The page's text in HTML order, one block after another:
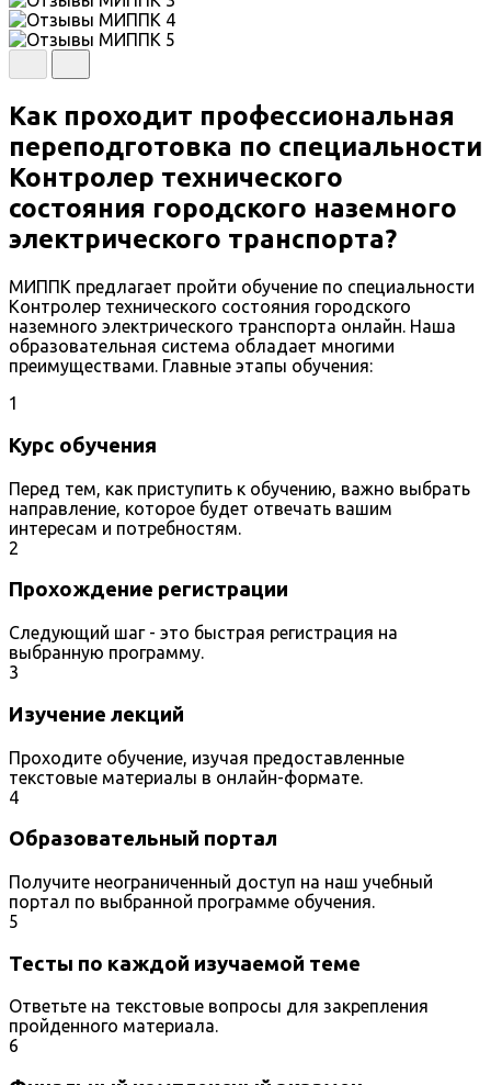
Как проходит профессиональная
переподготовка по специальности
Контролер технического
состояния городского наземного
электрического транспорта?
МИППК предлагает пройти обучение по специальности
Контролер технического состояния городского
наземного электрического транспорта онлайн. Наша
образовательная система обладает многими
преимуществами. Главные этапы обучения:
1
Курс обучения
Перед тем, как приступить к обучению, важно выбрать
направление, которое будет отвечать вашим
интересам и потребностям.
2
Прохождение регистрации
Следующий шаг - это быстрая регистрация на
выбранную программу.
3
Изучение лекций
Проходите обучение, изучая предоставленные
текстовые материалы в онлайн-формате.
4
Образовательный портал
Получите неограниченный доступ на наш учебный
портал по выбранной программе обучения.
5
Тесты по каждой изучаемой теме
Ответьте на текстовые вопросы для закрепления
пройденного материала.
6